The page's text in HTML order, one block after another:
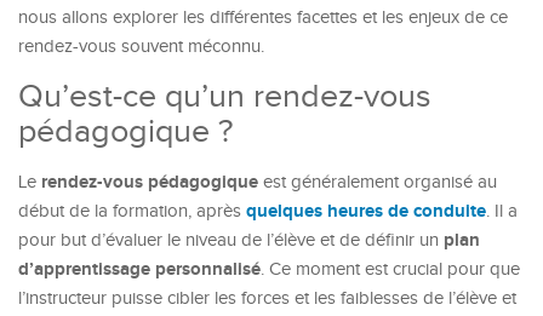
nous allons explorer les différentes facettes et les enjeux de ce
rendez-vous souvent méconnu.
Qu’est-ce qu’un rendez-vous
pédagogique ?
Le rendez-vous pédagogique est généralement organisé au
début de la formation, après quelques heures de conduite. Il a
pour but d’évaluer le niveau de l’élève et de définir un plan
d’apprentissage personnalisé. Ce moment est crucial pour que
l’instructeur puisse cibler les forces et les faiblesses de l’élève et